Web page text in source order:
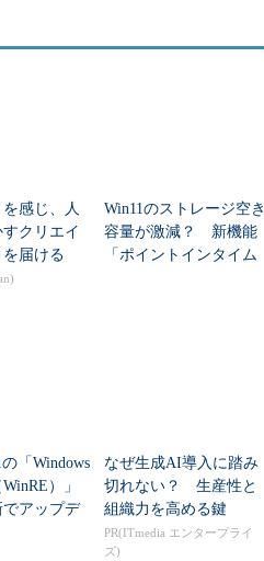
を感じ、人
クリエイ
届ける
Win11のストレージ空き
容量が激減？ 新機能
「ポイントインタイム
「Windows
）」
アップデ
なぜ生成AI導入に踏み
切れない？ 生産性と
組織力を高める鍵
PR(ITmedia エンタープライ
ズ)